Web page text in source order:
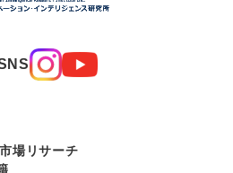
場リサーチ